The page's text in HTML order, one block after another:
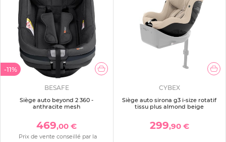
-11%
BESAFE
Siège auto beyond 2 360 -
anthracite mesh
469,00 €
Prix de vente conseillé par la
CYBEX
Siège auto sirona g3 i-size rotatif
tissu plus almond beige
299,90 €